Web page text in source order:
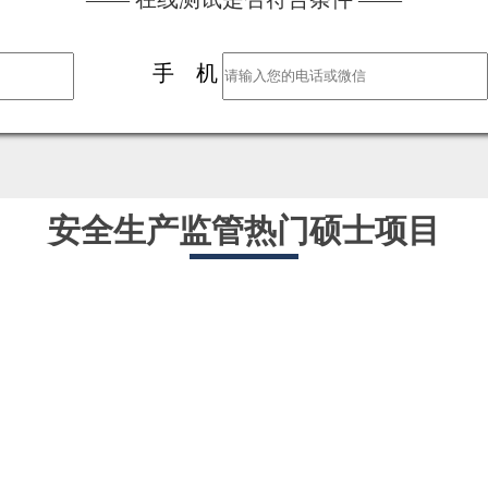
手 机
安全生产监管热门硕士项目